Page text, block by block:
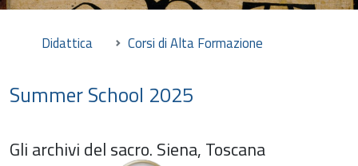
Didattica Corsi di Alta Formazione
Summer School 2025
Gli archivi del sacro. Siena, Toscana